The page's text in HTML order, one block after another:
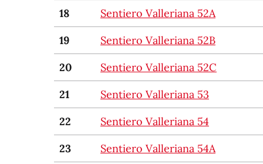
18
Sentiero Valleriana 52A
19
Sentiero Valleriana 52B
20
Sentiero Valleriana 52C
21
Sentiero Valleriana 53
22
Sentiero Valleriana 54
23
Sentiero Valleriana 54A